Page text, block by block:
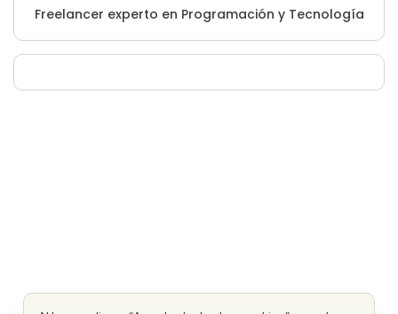
Freelancer experto en Programación y Tecnología